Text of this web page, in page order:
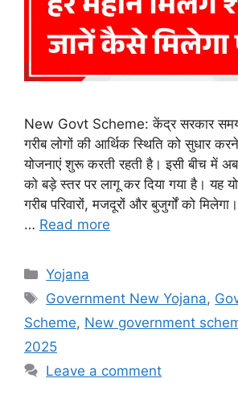
New Govt Scheme: केंद्र सरकार
गरीब लोगों की आर्थिक स्थिति को सुधार
योजनाएं शुरू करती रहती है। इसी बीच में
को बड़े स्तर पर लागू कर दिया गया है। यह
गरीब परिवारों, मजदूरों और बुजुर्गों को
… Read more
Categories
Yojana
Tags
Government New Yojana,
Scheme, New government
2025
Leave a comment